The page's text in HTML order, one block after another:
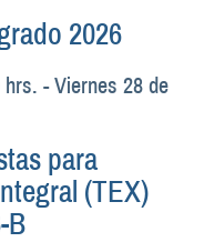
2026
hrs. -Viernes 28 de
para
(TEX)
B